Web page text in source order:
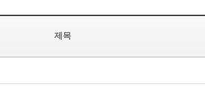
제목